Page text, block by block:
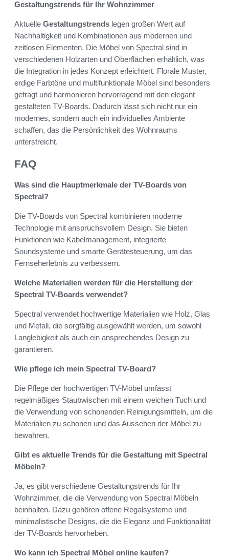
Gestaltungstrends für Ihr Wohnzimmer
Aktuelle Gestaltungstrends legen großen Wert auf
Nachhaltigkeit und Kombinationen aus modernen und
zeitlosen Elementen. Die Möbel von Spectral sind in
verschiedenen Holzarten und Oberflächen erhältlich, was
die Integration in jedes Konzept erleichtert. Florale Muster,
erdige Farbtöne und multifunktionale Möbel sind besonders
gefragt und harmonieren hervorragend mit den elegant
gestalteten TV-Boards. Dadurch lässt sich nicht nur ein
modernes, sondern auch ein individuelles Ambiente
schaffen, das die Persönlichkeit des Wohnraums
unterstreicht.
FAQ
Was sind die Hauptmerkmale der TV-Boards von
Spectral?
Die TV-Boards von Spectral kombinieren moderne
Technologie mit anspruchsvollem Design. Sie bieten
Funktionen wie Kabelmanagement, integrierte
Soundsysteme und smarte Gerätesteuerung, um das
Fernseherlebnis zu verbessern.
Welche Materialien werden für die Herstellung der
Spectral TV-Boards verwendet?
Spectral verwendet hochwertige Materialien wie Holz, Glas
und Metall, die sorgfältig ausgewählt werden, um sowohl
Langlebigkeit als auch ein ansprechendes Design zu
garantieren.
Wie pflege ich mein Spectral TV-Board?
Die Pflege der hochwertigen TV-Möbel umfasst
regelmäßiges Staubwischen mit einem weichen Tuch und
die Verwendung von schonenden Reinigungsmitteln, um die
Materialien zu schonen und das Aussehen der Möbel zu
bewahren.
Gibt es aktuelle Trends für die Gestaltung mit Spectral
Möbeln?
Ja, es gibt verschiedene Gestaltungstrends für Ihr
Wohnzimmer, die die Verwendung von Spectral Möbeln
beinhalten. Dazu gehören offene Regalsysteme und
minimalistische Designs, die die Eleganz und Funktionalität
der TV-Boards hervorheben.
Wo kann ich Spectral Möbel online kaufen?